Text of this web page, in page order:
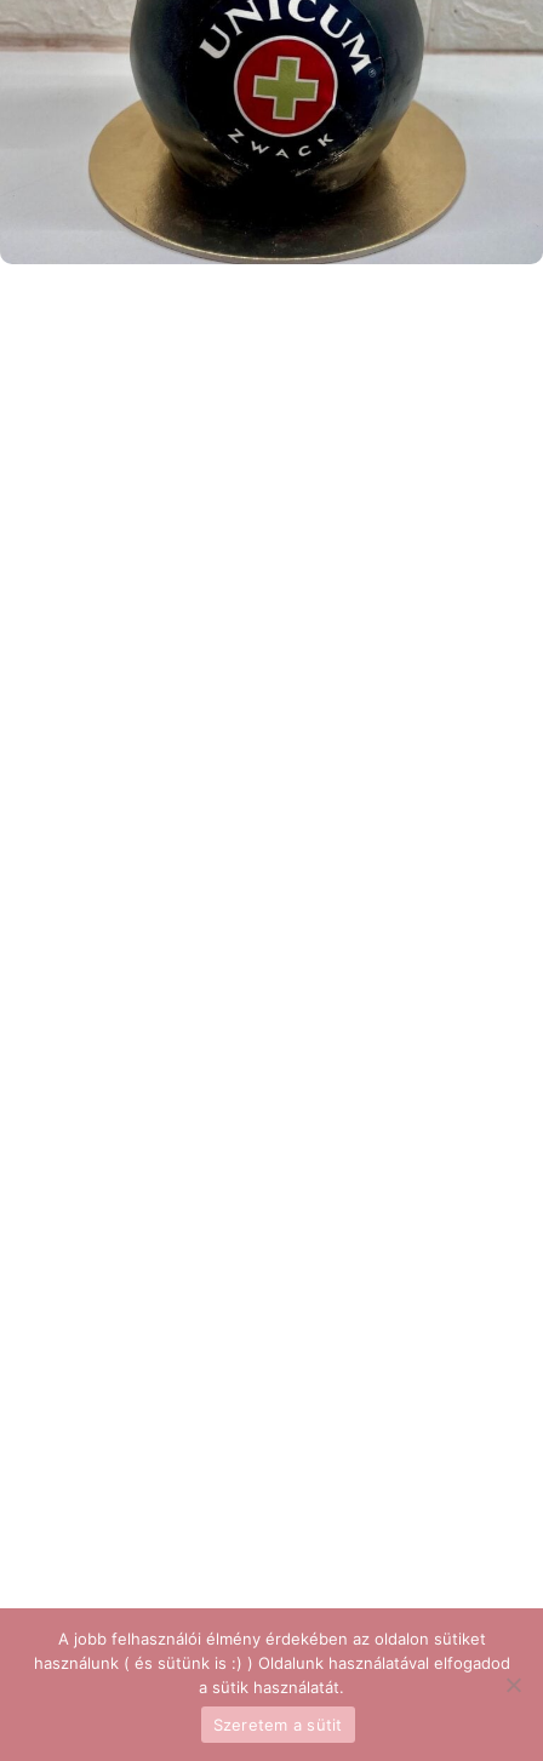
A jobb felhasználói élmény érdekében az oldalon sütiket
használunk ( és sütünk is :) ) Oldalunk használatával elfogadod
a sütik használatát.
Szeretem a sütit